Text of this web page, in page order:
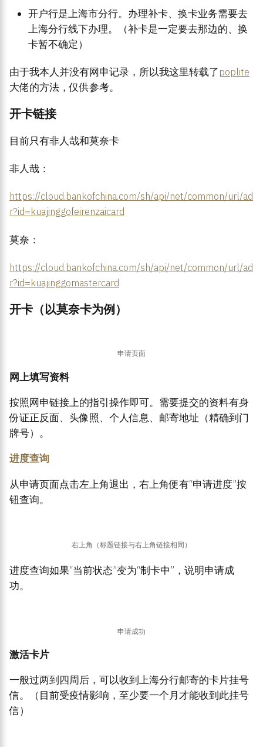
开户行是上海市分行。办理补卡、换卡业务需要去
上海分行线下办理。（补卡是一定要去那边的、换
卡暂不确定）
由于我本人并没有网申记录，所以我这里转载了poplite
大佬的方法，仅供参考。
开卡链接
目前只有非人哉和莫奈卡
非人哉：
https://cloud.bankofchina.com/sh/api/net/common/url/ad
r?id=kuajinggofeirenzaicard
莫奈：
https://cloud.bankofchina.com/sh/api/net/common/url/ad
r?id=kuajinggomastercard
开卡（以莫奈卡为例）
申请页面
网上填写资料
按照网申链接上的指引操作即可。需要提交的资料有身
份证正反面、头像照、个人信息、邮寄地址（精确到门
牌号）。
进度查询
从申请页面点击左上角退出，右上角便有“申请进度”按
钮查询。
右上角（标题链接与右上角链接相同）
进度查询如果“当前状态”变为“制卡中”，说明申请成
功。
申请成功
激活卡片
一般过两到四周后，可以收到上海分行邮寄的卡片挂号
信。（目前受疫情影响，至少要一个月才能收到此挂号
信）